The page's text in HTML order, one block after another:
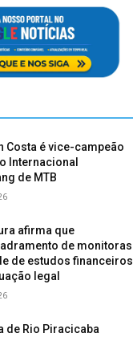
Costa é vice-campeão
Internacional
de MTB
afirma que
de monitoras
de estudos financeiros
legal
de Rio Piracicaba